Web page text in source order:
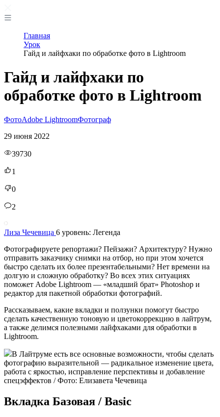
Главная
Урок
Гайд и лайфхаки по обработке фото в Lightroom
Гайд и лайфхаки по
обработке фото в Lightroom
ФотоAdobe LightroomФотограф
29 июня 2022
39730
1
0
2
Лиза Чечевица 6 уровень: Легенда
Фотографируете репортажи? Пейзажи? Архитектуру? Нужно
отправить заказчику снимки на отбор, но при этом хочется
быстро сделать их более презентабельными? Нет времени на
долгую и сложную обработку? Во всех этих ситуациях
поможет Adobe Lightroom — «младший брат» Photoshop и
редактор для пакетной обработки фотографий.
Рассказываем, какие вкладки и ползунки помогут быстро
сделать качественную тоновую и цветокоррекцию в лайтрум,
а также делимся полезными лайфхаками для обработки в
Lightroom.
В Лайтруме есть все основные возможности, чтобы сделать
фотографию выразительной — радикальное изменение цвета,
работа с яркостью, исправление перспективы и добавление
спецэффектов / Фото: Елизавета Чечевица
Вкладка Базовая / Basic